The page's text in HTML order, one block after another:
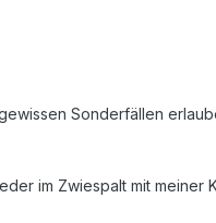
Sonderfällen
im Zwiespalt mit